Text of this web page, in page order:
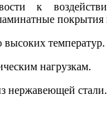
к
температур.
нагрузкам.
нержавеющей стали.